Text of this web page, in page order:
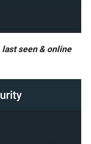
last seen & online